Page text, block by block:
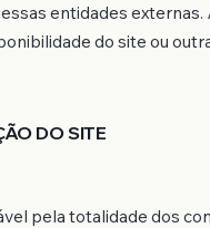
entidades externas.
do site ou
DO SITE
pela totalidade dos